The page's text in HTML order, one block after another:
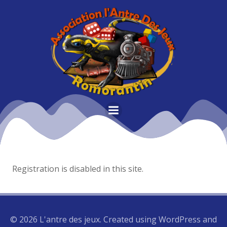
Aller
au
contenu
Registration is disabled in this site.
© 2026 L'antre des jeux. Created using WordPress and